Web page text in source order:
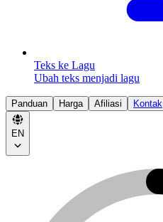
Teks ke Lagu
Ubah teks menjadi lagu
Panduan Harga Afiliasi Kontak
EN